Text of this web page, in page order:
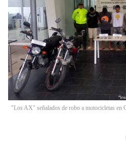
"Los AX" señalados de robo a motocicletas en